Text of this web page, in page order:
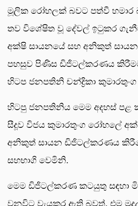
මූලික රෝහලක් බවට පත්වී හමාර
තව විශේෂිත වූ දේවල් ඉටුකර
අක්ෂි සායනයේ සහ අනිකුත්
පහසුව පිණිස ඩිජිටල්කරණය
හිටප ජනපතිනි චන්ද්‍රිකා කුමාරතුංග
හිටපු ජනපතිනිය මෙම අදහස් පළ
සීදූව විජය කුමාරතුංග රෝහලේ
අනිකුත් සායන ඩිජිටල්කරණය
සහභාගි වෙමිනි.
මෙම ඩිජිටල්කරණ කටයුතු සඳහා
වනවිට වැයකර ඇති බවත්, එම